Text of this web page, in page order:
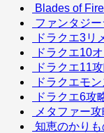
Blades of
ファンタジ
ドラクエ3リ
ドラクエ10
ドラクエ11
ドラクエモ
ドラクエ6攻
メタファー攻
知恵のかりも